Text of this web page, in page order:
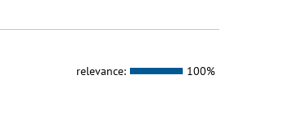
relevance: 100%